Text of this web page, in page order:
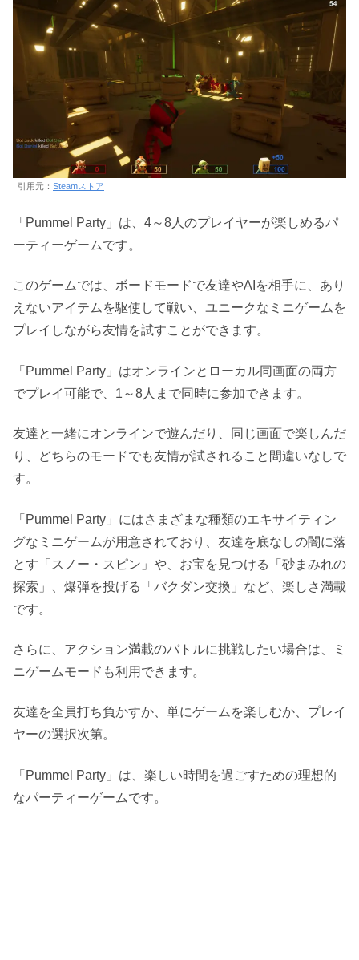
引用元： Steamストア
「Pummel Party」は、4～8人のプレイヤーが楽しめるパ
ーティーゲームです。
このゲームでは、ボードモードで友達やAIを相手に、あり
えないアイテムを駆使して戦い、ユニークなミニゲームを
プレイしながら友情を試すことができます。
「Pummel Party」はオンラインとローカル同画面の両方
でプレイ可能で、1～8人まで同時に参加できます。
友達と一緒にオンラインで遊んだり、同じ画面で楽しんだ
り、どちらのモードでも友情が試されること間違いなしで
す。
「Pummel Party」にはさまざまな種類のエキサイティン
グなミニゲームが用意されており、友達を底なしの闇に落
とす「スノー・スピン」や、お宝を見つける「砂まみれの
探索」、爆弾を投げる「バクダン交換」など、楽しさ満載
です。
さらに、アクション満載のバトルに挑戦したい場合は、ミ
ニゲームモードも利用できます。
友達を全員打ち負かすか、単にゲームを楽しむか、プレイ
ヤーの選択次第。
「Pummel Party」は、楽しい時間を過ごすための理想的
なパーティーゲームです。